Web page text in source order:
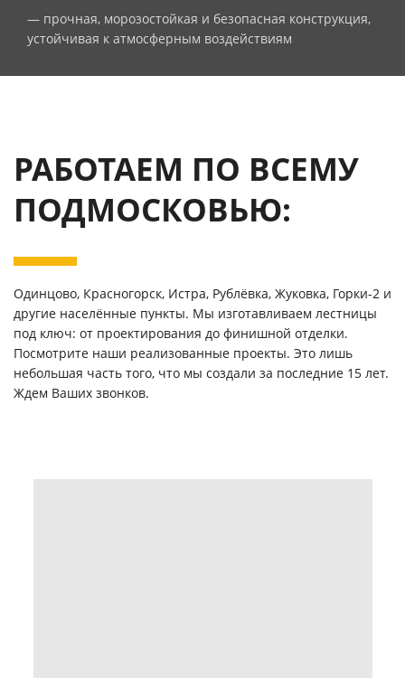
— прочная, морозостойкая и безопасная конструкция,
устойчивая к атмосферным воздействиям
РАБОТАЕМ ПО ВСЕМУ
ПОДМОСКОВЬЮ:
Одинцово, Красногорск, Истра, Рублёвка, Жуковка, Горки-2 и
другие населённые пункты. Мы изготавливаем лестницы
под ключ: от проектирования до финишной отделки.
Посмотрите наши реализованные проекты. Это лишь
небольшая часть того, что мы создали за последние 15 лет.
Ждем Ваших звонков.